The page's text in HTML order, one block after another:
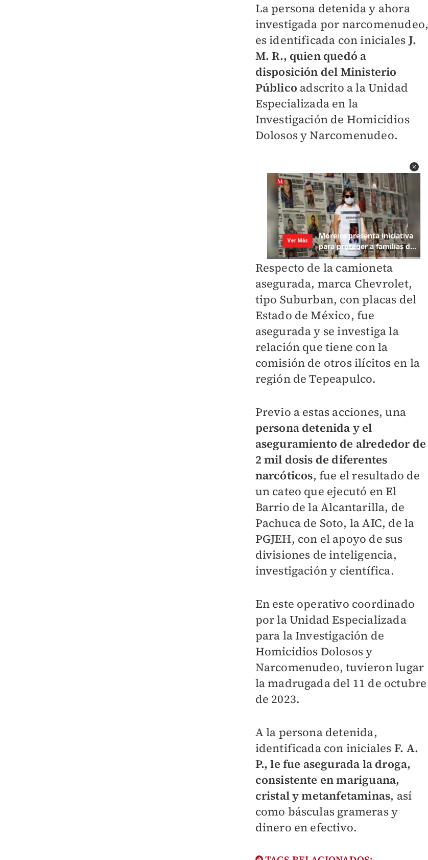
La persona detenida y ahora
investigada por narcomenudeo,
es identificada con iniciales J.
M. R., quien quedó a
disposición del Ministerio
Público adscrito a la Unidad
Especializada en la
Investigación de Homicidios
Dolosos y Narcomenudeo.
Respecto de la camioneta
asegurada, marca Chevrolet,
tipo Suburban, con placas del
Estado de México, fue
asegurada y se investiga la
relación que tiene con la
comisión de otros ilícitos en la
región de Tepeapulco.
Previo a estas acciones, una
persona detenida y el
aseguramiento de alrededor de
2 mil dosis de diferentes
narcóticos, fue el resultado de
un cateo que ejecutó en El
Barrio de la Alcantarilla, de
Pachuca de Soto, la AIC, de la
PGJEH, con el apoyo de sus
divisiones de inteligencia,
investigación y científica.
En este operativo coordinado
por la Unidad Especializada
para la Investigación de
Homicidios Dolosos y
Narcomenudeo, tuvieron lugar
la madrugada del 11 de octubre
de 2023.
A la persona detenida,
identificada con iniciales F. A.
P., le fue asegurada la droga,
consistente en mariguana,
cristal y metanfetaminas, así
como básculas grameras y
dinero en efectivo.